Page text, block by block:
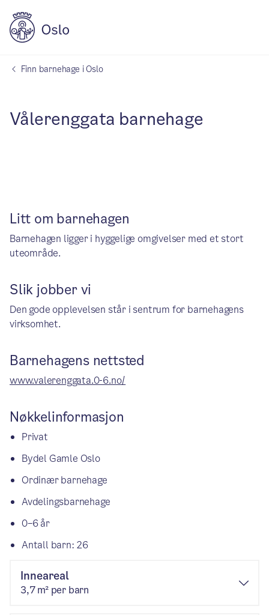
Finn barnehage i Oslo
Vålerenggata barnehage
Litt om barnehagen
Barnehagen ligger i hyggelige omgivelser med et stort
uteområde.
Slik jobber vi
Den gode opplevelsen står i sentrum for barnehagens
virksomhet.
Barnehagens nettsted
www.valerenggata.0-6.no/
Nøkkelinformasjon
Privat
Bydel Gamle Oslo
Ordinær barnehage
Avdelingsbarnehage
0–6 år
Antall barn: 26
Inneareal
3,7 m² per barn